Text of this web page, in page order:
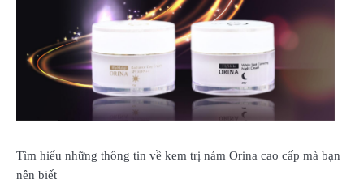
Tìm hiểu những thông tin về kem trị nám Orina cao cấp mà bạn
nên biết